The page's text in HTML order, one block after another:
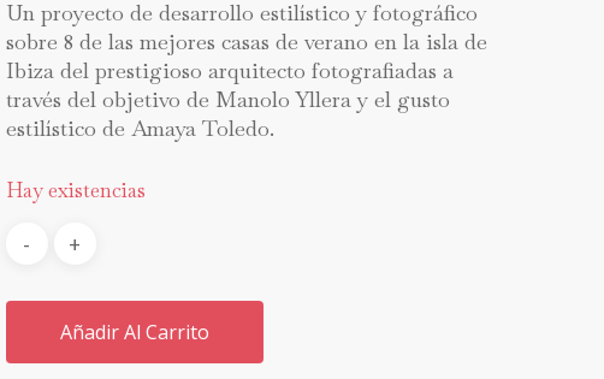
Un proyecto de desarrollo estilístico y fotográfico
sobre 8 de las mejores casas de verano en la isla de
Ibiza del prestigioso arquitecto fotografiadas a
través del objetivo de Manolo Yllera y el gusto
estilístico de Amaya Toledo.
Hay existencias
Añadir Al Carrito